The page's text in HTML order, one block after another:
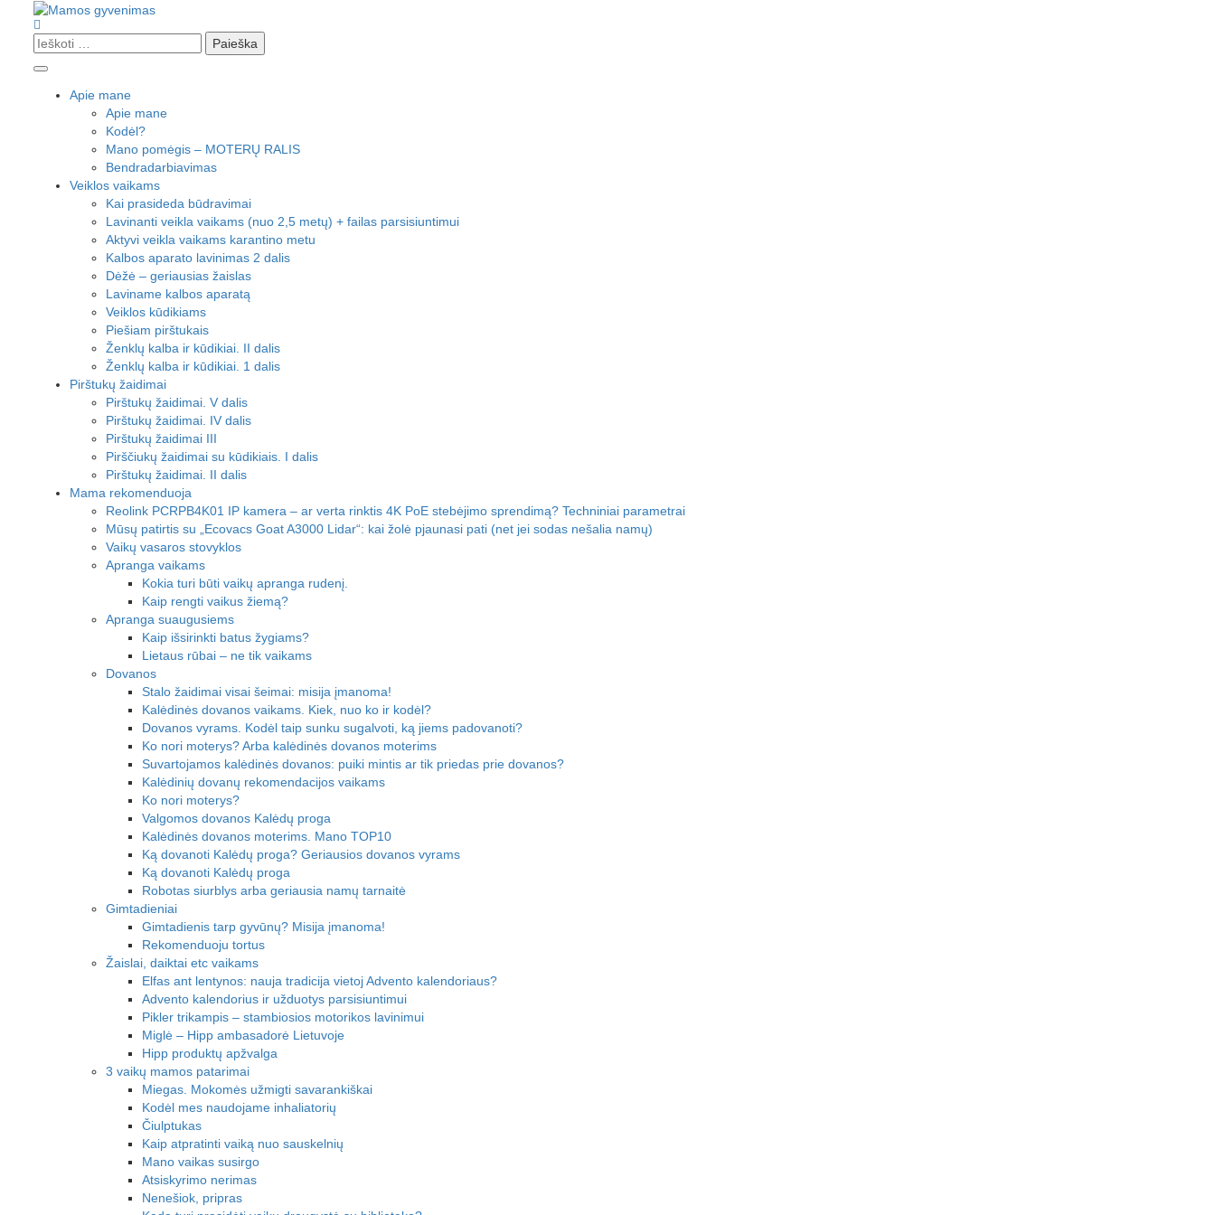
contentMamos gyvenimas
Trijų vaikų mamos gyvenimas, kasdienybė, kelionės, užrašai ir
Ieškoti:
Apie mane
Apie mane
Kodėl?
Mano pomėgis – MOTERŲ RALIS
Bendradarbiavimas
Veiklos vaikams
Kai prasideda būdravimai
Lavinanti veikla vaikams (nuo 2,5 metų) + failas parsisiuntimui
Aktyvi veikla vaikams karantino metu
Kalbos aparato lavinimas 2 dalis
Dėžė – geriausias žaislas
Laviname kalbos aparatą
Veiklos kūdikiams
Piešiam pirštukais
Ženklų kalba ir kūdikiai. II dalis
Ženklų kalba ir kūdikiai. 1 dalis
Pirštukų žaidimai
Pirštukų žaidimai. V dalis
Pirštukų žaidimai. IV dalis
Pirštukų žaidimai III
Pirščiukų žaidimai su kūdikiais. I dalis
Pirštukų žaidimai. II dalis
Mama rekomenduoja
Reolink PCRPB4K01 IP kamera – ar verta rinktis 4K PoE stebėjimo sprendimą? Techniniai parametrai
Mūsų patirtis su „Ecovacs Goat A3000 Lidar“: kai žolė pjaunasi pati (net jei sodas nešalia namų)
Vaikų vasaros stovyklos
Apranga vaikams
Kokia turi būti vaikų apranga rudenį.
Kaip rengti vaikus žiemą?
Apranga suaugusiems
Kaip išsirinkti batus žygiams?
Lietaus rūbai – ne tik vaikams
Dovanos
Stalo žaidimai visai šeimai: misija įmanoma!
Kalėdinės dovanos vaikams. Kiek, nuo ko ir kodėl?
Dovanos vyrams. Kodėl taip sunku sugalvoti, ką jiems padovanoti?
Ko nori moterys? Arba kalėdinės dovanos moterims
Suvartojamos kalėdinės dovanos: puiki mintis ar tik priedas prie dovanos?
Kalėdinių dovanų rekomendacijos vaikams
Ko nori moterys?
Valgomos dovanos Kalėdų proga
Kalėdinės dovanos moterims. Mano TOP10
Ką dovanoti Kalėdų proga? Geriausios dovanos vyrams
Ką dovanoti Kalėdų proga
Robotas siurblys arba geriausia namų tarnaitė
Gimtadieniai
Gimtadienis tarp gyvūnų? Misija įmanoma!
Rekomenduoju tortus
Žaislai, daiktai etc vaikams
Elfas ant lentynos: nauja tradicija vietoj Advento kalendoriaus?
Advento kalendorius ir užduotys parsisiuntimui
Pikler trikampis – stambiosios motorikos lavinimui
Miglė – Hipp ambasadorė Lietuvoje
Hipp produktų apžvalga
3 vaikų mamos patarimai
Miegas. Mokomės užmigti savarankiškai
Kodėl mes naudojame inhaliatorių
Čiulptukas
Kaip atpratinti vaiką nuo sauskelnių
Mano vaikas susirgo
Atsiskyrimo nerimas
Nenešiok, pripras